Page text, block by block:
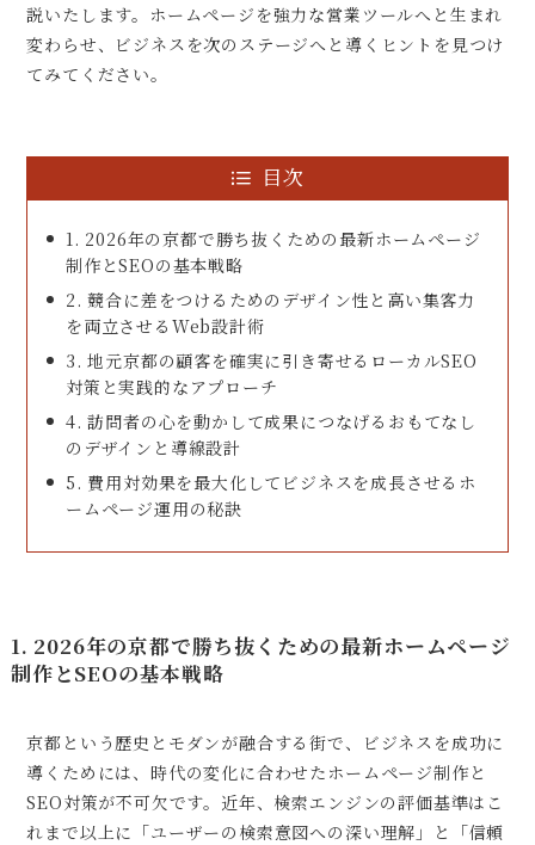
説いたします。ホームページを強力な営業ツールへと生まれ
変わらせ、ビジネスを次のステージへと導くヒントを見つけ
てみてください。
目次
1. 2026年の京都で勝ち抜くための最新ホームページ
制作とSEOの基本戦略
2. 競合に差をつけるためのデザイン性と高い集客力
を両立させるWeb設計術
3. 地元京都の顧客を確実に引き寄せるローカルSEO
対策と実践的なアプローチ
4. 訪問者の心を動かして成果につなげるおもてなし
のデザインと導線設計
5. 費用対効果を最大化してビジネスを成長させるホ
ームページ運用の秘訣
1. 2026年の京都で勝ち抜くための最新ホームページ
制作とSEOの基本戦略
京都という歴史とモダンが融合する街で、ビジネスを成功に
導くためには、時代の変化に合わせたホームページ制作と
SEO対策が不可欠です。近年、検索エンジンの評価基準はこ
れまで以上に「ユーザーの検索意図への深い理解」と「信頼